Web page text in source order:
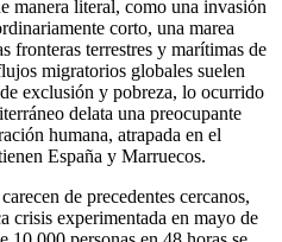
manera literal, como una invasión
corto, una marea
fronteras terrestres y marítimas de
migratorios globales suelen
exclusión y pobreza, lo ocurrido
delata una preocupante
humana, atrapada en el
España y Marruecos.
de precedentes cercanos,
crisis experimentada en mayo de